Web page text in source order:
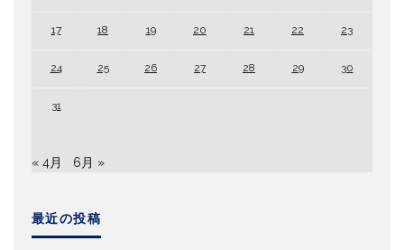
17 18 19 20 21 22 23
24 25 26 27 28 29 30
31
« 4月 6月 »
最近の投稿